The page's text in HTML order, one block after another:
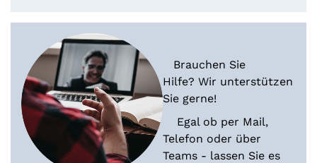
Brauchen Sie
Hilfe? Wir unterstützen
Sie gerne!
Egal ob per Mail,
Telefon oder über
Teams - lassen Sie es